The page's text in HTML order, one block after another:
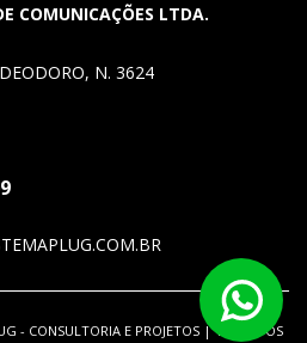
COMUNICAÇÕES LTDA.
N. 3624
- CONSULTORIA E PROJETOS | TODOS OS